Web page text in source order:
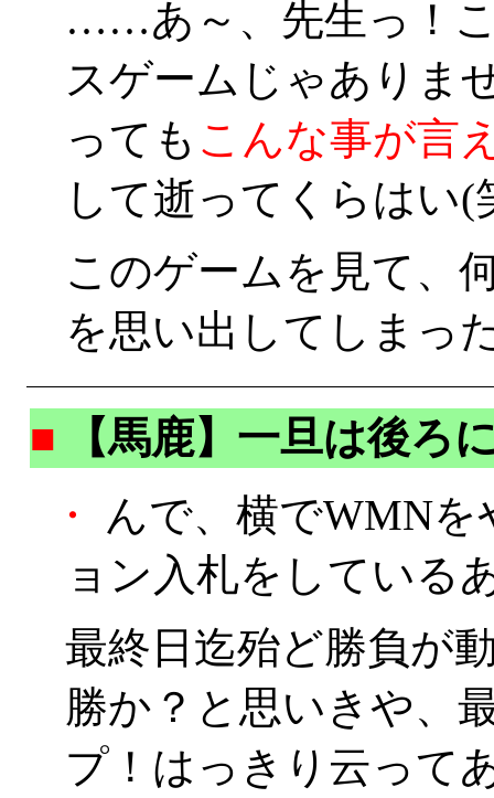
……あ～、先生っ！
スゲームじゃありま
っても こんな事が言
して逝ってくらはい(
このゲームを見て、
を思い出してしまっ
■
【馬鹿】一旦は後ろ
・
んで、横でWMN
ョン入札をしている
最終日迄殆ど勝負が
勝か？と思いきや、
プ！はっきり云っ